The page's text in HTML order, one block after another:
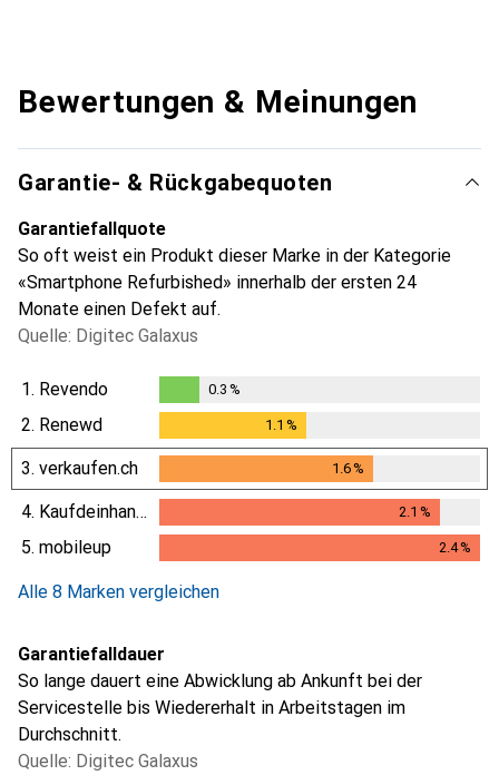
Bewertungen & Meinungen
Garantie- & Rückgabequoten
Garantiefallquote
So oft weist ein Produkt dieser Marke in der Kategorie
«Smartphone Refurbished» innerhalb der ersten 24
Monate einen Defekt auf.
Quelle: Digitec Galaxus
1. Revendo
0.3%
0.3 %
2. Renewd 1.1 %
3. verkaufen.ch 1.6%
4. Kaufdeinhandy.ch 2.1 %
2.1%
5. mobileup 2.4%
Alle 8 Marken vergleichen
Garantiefalldauer
So lange dauert eine Abwicklung ab Ankunft bei der
Servicestelle bis Wiedererhalt in Arbeitstagen im
Durchschnitt.
Quelle: Digitec Galaxus